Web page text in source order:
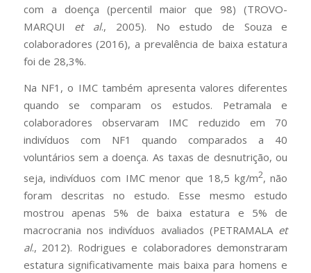
com a doença (percentil maior que 98) (TROVO-
MARQUI et al., 2005). No estudo de Souza e
colaboradores (2016), a prevalência de baixa estatura
foi de 28,3%.
Na NF1, o IMC também apresenta valores diferentes
quando se comparam os estudos. Petramala e
colaboradores observaram IMC reduzido em 70
indivíduos com NF1 quando comparados a 40
voluntários sem a doença. As taxas de desnutrição, ou
seja, indivíduos com IMC menor que 18,5 kg/m2, não
foram descritas no estudo. Esse mesmo estudo
mostrou apenas 5% de baixa estatura e 5% de
macrocrania nos indivíduos avaliados (PETRAMALA et
al., 2012). Rodrigues e colaboradores demonstraram
estatura significativamente mais baixa para homens e